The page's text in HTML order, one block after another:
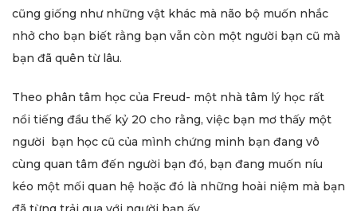
cũng giống như những vật khác mà não bộ muốn nhắc
nhở cho bạn biết rằng bạn vẫn còn một người bạn cũ mà
bạn đã quên từ lâu.
Theo phân tâm học của Freud- một nhà tâm lý học rất
nổi tiếng đầu thế kỷ 20 cho rằng, việc bạn mơ thấy một
người bạn học cũ của mình chứng minh bạn đang vô
cùng quan tâm đến người bạn đó, bạn đang muốn níu
kéo một mối quan hệ hoặc đó là những hoài niệm mà bạn